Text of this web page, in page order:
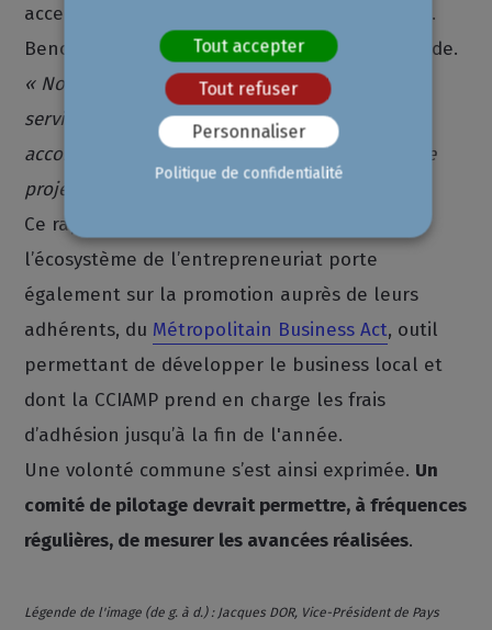
accentue Florence Dibon, présidente de l’IRCE.
Benoit Nicolaï, directeur général de PCE, abonde.
« Nous entendons accélérer la partie offre de
services, notamment la digitalisation de notre
accompagnement. Car de nombreux porteurs de
projets souhaitent passer par la visio »
Ce rapprochement avec les structures de
l’écosystème de l’entrepreneuriat porte
également sur la promotion auprès de leurs
adhérents, du Métropolitain Business Act, outil
permettant de développer le business local et
dont la CCIAMP prend en charge les frais
d’adhésion jusqu’à la fin de l'année.
Une volonté commune s’est ainsi exprimée. Un
comité de pilotage devrait permettre, à fréquences
régulières, de mesurer les avancées réalisées.
Légende de l'image (de g. à d.) : Jacques DOR, Vice-Président de Pays
Tout accepter
Tout refuser
Personnaliser
Politique de confidentialité